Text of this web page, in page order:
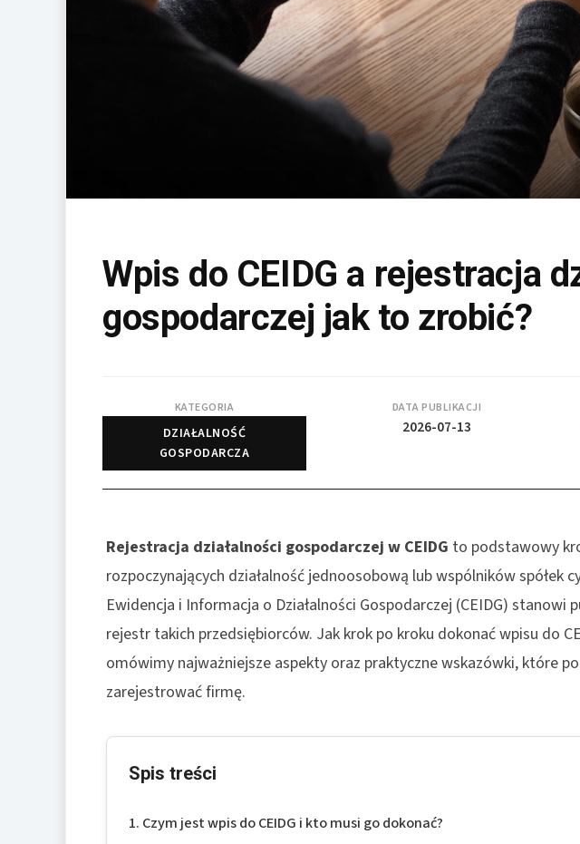
Wpis do CEIDG a rejestracja
gospodarczej jak to zrobić?
KATEGORIA
DZIAŁALNOŚĆ
GOSPODARCZA
DATA PUBLIKACJI
2026-07-13
Rejestracja działalności gospodarczej w CEIDG to podstawowy
rozpoczynających działalność jednoosobową lub wspólników spółek
Ewidencja i Informacja o Działalności Gospodarczej (CEIDG) stanowi
rejestr takich przedsiębiorców. Jak krok po kroku dokonać wpisu do
omówimy najważniejsze aspekty oraz praktyczne wskazówki, które
zarejestrować firmę.
Spis treści
Czym jest wpis do CEIDG i kto musi go dokonać?